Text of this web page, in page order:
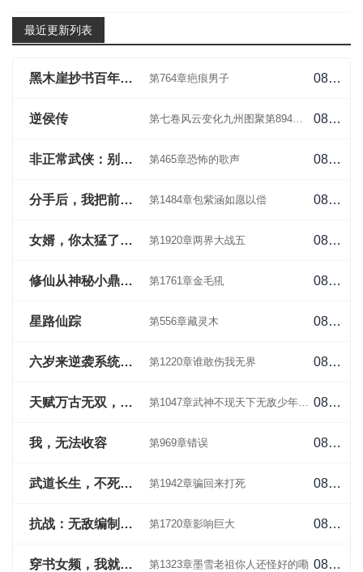
送！三国无双方天画戟，霸体一开，无双割草，狙杀天
骄，战力翻倍！什么？打怪还...
最近更新列表
黑木崖抄书百年，我成了魔道祖师 第764章疤痕男子 08-05
逆侯传 08-05
非正常武侠：别人练武我修仙 第465章恐怖的歌声 08-05
分手后，我把前女友炼成僵尸！ 第1484章包紫涵如愿以偿 08-05
女婿，你太猛了，放过我吧 第1920章两界大战五 08-05
修仙从神秘小鼎开始 第1761章金毛犼 08-05
星路仙踪 第556章藏灵木 08-04
六岁来逆袭系统？我直升陆地神仙 第1220章谁敢伤我无界 08-04
天赋万古无双，只手横推三千帝！ 08-04
我，无法收容 第969章错误 08-04
武道长生，不死的我终将无敌 第1942章骗回来打死 08-04
抗战：无敌编制系统 第1720章影响巨大 08-04
穿书女频，我就要选女魔头！ 第1323章墨雪老祖你人还怪好的嘞 08-04